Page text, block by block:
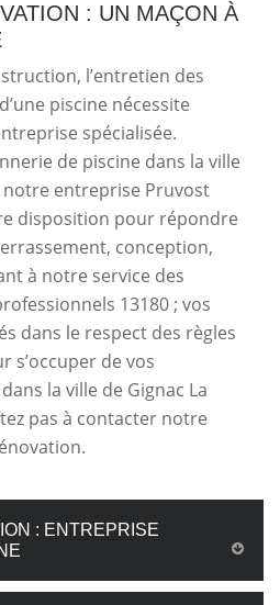
: UN MAÇON À
l’entretien des
piscine nécessite
spécialisée.
de piscine dans la ville
notre entreprise Pruvost
disposition pour répondre
conception,
à notre service des
13180 ; vos
dans le respect des règles
s’occuper de vos
la ville de Gignac La
pas à contacter notre
: ENTREPRISE